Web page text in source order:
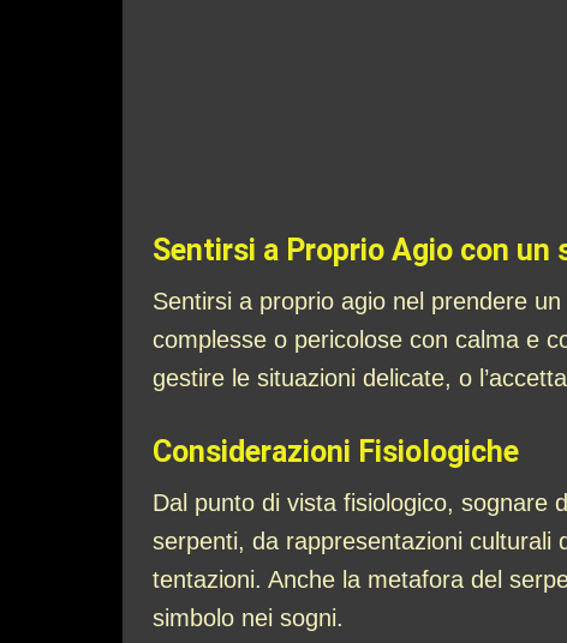
Sentirsi a Proprio Agio con un
Sentirsi a proprio agio nel prendere
complesse o pericolose con calma e
gestire le situazioni delicate, o
Considerazioni Fisiologiche
Dal punto di vista fisiologico, sognare
serpenti, da rappresentazioni culturali
tentazioni. Anche la metafora del
simbolo nei sogni.